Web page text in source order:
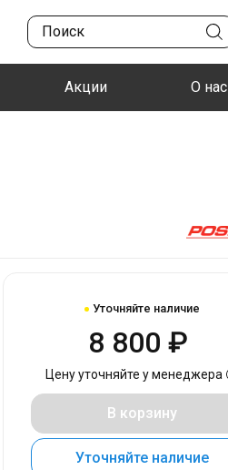
Акции О нас
Уточняйте наличие
8 800 ₽
Цену уточняйте у менеджера
В корзину
Уточняйте наличие